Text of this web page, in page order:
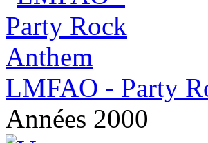
LMFAO - Party
Années 2000